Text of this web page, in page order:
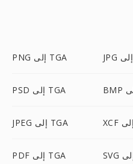
PNG إلى TGA
PSD إلى TGA
JPEG إلى TGA
PDF إلى TGA